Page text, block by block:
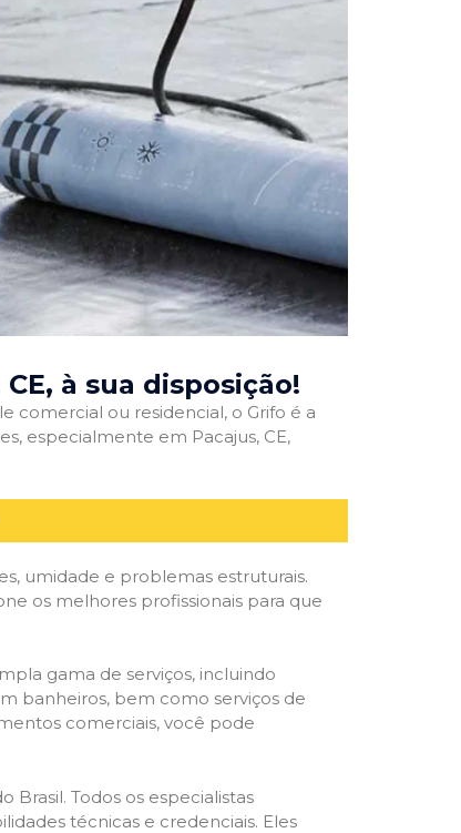
, à sua disposição!
comercial ou residencial, o Grifo é a
especialmente em Pacajus, CE,
umidade e problemas estruturais.
os melhores profissionais para que
gama de serviços, incluindo
banheiros, bem como serviços de
comerciais, você pode
Todos os especialistas
técnicas e credenciais. Eles